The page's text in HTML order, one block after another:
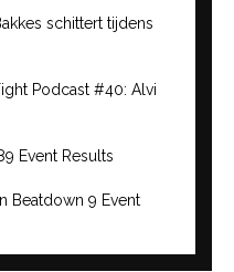
schittert tijdens
Podcast #40: Alvi
Event Results
Beatdown 9 Event